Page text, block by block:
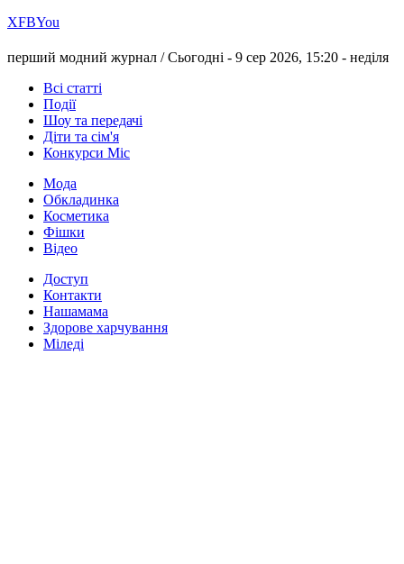
ХFBYou
перший модний журнал /Сьогодні - 9 сер 2026, 15:20 - неділя
Всі статті
Події
Шоу та передачі
Діти та сім'я
Конкурси Міс
Мода
Обкладинка
Косметика
Фішки
Відео
Доступ
Контакти
Нашамама
Здорове харчування
Міледі